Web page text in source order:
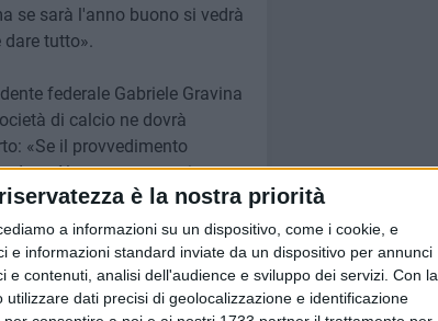
è la nostra priorità
a informazioni su un dispositivo, come i cookie, e
e informazioni standard inviate da un dispositivo per annunci
contenuti, analisi dell'audience e sviluppo dei servizi. Con la
dati precisi di geolocalizzazione e identificazione
se sarà l'anno buono si vedrà
tutto».
federale Gabriele Gravina
di calcio ne dovrà
«Se il provvedimento
Al momento, se si
il Bari sarà in A e il nostro
tifosi ma solo mio. Vendere il
fondo. Se si trovano le cifre